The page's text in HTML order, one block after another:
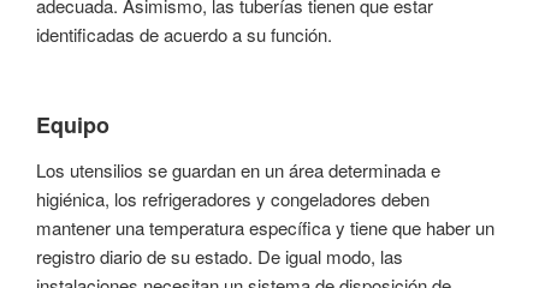
adecuada. Asimismo, las tuberías tienen que estar
identificadas de acuerdo a su función.
Equipo
Los utensilios se guardan en un área determinada e
higiénica, los refrigeradores y congeladores deben
mantener una temperatura específica y tiene que haber un
registro diario de su estado. De igual modo, las